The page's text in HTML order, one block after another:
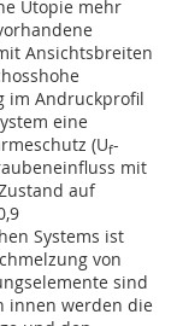
Utopie mehr
Ansichtsbreiten
im Andruckprofil
eine
(Uf-
mit
auf
Systems ist
von
sind
innen werden die